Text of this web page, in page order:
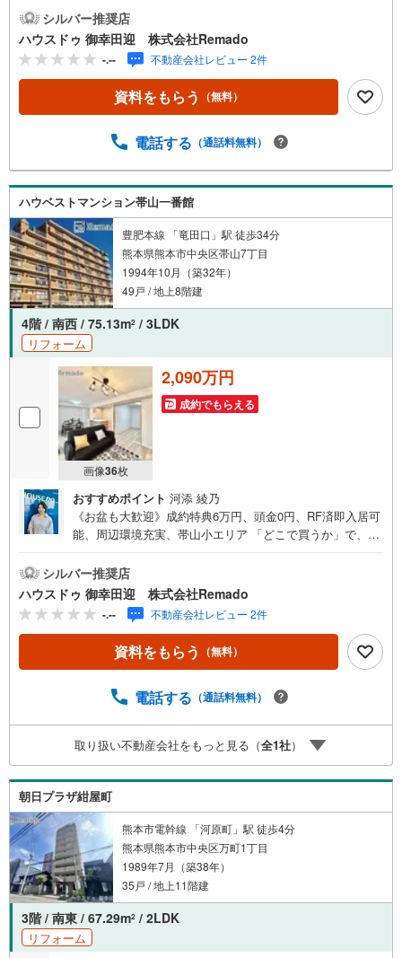
の実績】「どこで買うか」で、不動産購入の満足度は変わ
ります家探しは、物件探し以上に「パートナー選び」が重
要！熊本エリアを知り尽くした私たちが、物件探しから資
金計画、引き渡しまでトータルサポートします 【購入総額
の限界へ挑戦】売主様への価格交渉も弊社の得意分野で
す！さらにオプション費用（エアコン、網戸、太陽光等）
が出ることも もっと安く買えるのでは？そんな悩みは当社
ご相談ください！【効率的に一気見！内覧ツアー】熊本県
全域の気になる物件を全て当社でご内覧いただけます 見学
されたい物件を1日で内覧可能 窓口を一つに絞れるから、
手間も時間もかかりません。全国700店舗以上展開！ハウス
ドゥだからこその豊富な物件数・情報量で理想の暮らしを
叶えます！
シルバー推奨店
ハウスドゥ 御幸田迎 株式会社Remado
-.-- 不動産会社レビュー 2件
資料をもらう （無料）
電話する （通話料無料）
ハウベストマンション帯山一番館
豊肥本線 「竜田口」駅 徒歩34分
熊本県熊本市中央区帯山7丁目
1994年10月（築32年）
49戸 / 地上8階建
4階 / 南西 / 75.13m2 / 3LDK
リフォーム
画像36枚
2,090万円
成約でもらえる
おすすめポイント 河添 綾乃
《お盆も大歓迎》成約特典6万円、頭金0円、RF済即入居可
能、周辺環境充実、帯山小エリア 「どこで買うか」で、
上に 「パートナー選び」が重要です！■ご成約特典6万円
以内の家具家電プレゼント ※当社からの指定はありません■
購入総額を抑える3つのご提案（1）価格交渉に自信あり
（2）太陽光等のオプション費用も相見積り（3）提携銀行
多数で条件の良い銀行を選べます＼＼キャンペーン実施中//
『購入総額の限界へ挑戦』売主様との価格交渉もお任せく
内覧ツアー・現地または現地周辺やご希望の場所での待ち
古・マンションを窓口ひとつで比較・内覧■九州No.1の実
績・ハウスドゥ全国大会2025 九州エリア売買件数・売上
高1位・Google口コミランキング 「熊本県 不動産売買」1
位＼＼お客様の声を参考に失敗しない家探しを //
シルバー推奨店
ハウスドゥ 御幸田迎 株式会社Remado
-.-- 不動産会社レビュー 2件
資料をもらう （無料）
電話する （通話料無料）
取り扱い不動産会社をもっと見る（全1社）
朝日プラザ紺屋町
熊本市電幹線 「河原町」駅 徒歩4分
熊本県熊本市中央区万町1丁目
1989年7月（築38年）
35戸 / 地上11階建
3階 / 南東 / 67.29m2 / 2LDK
リフォーム